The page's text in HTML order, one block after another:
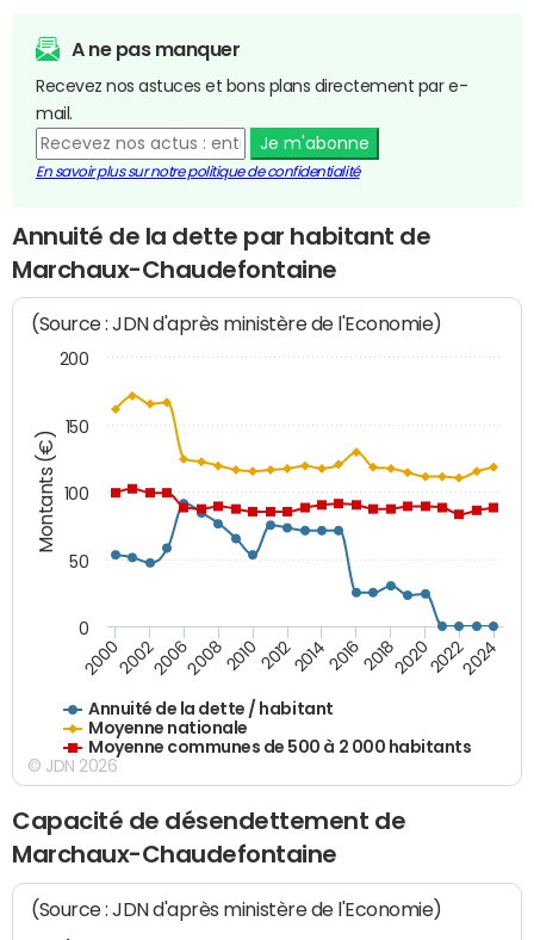
A ne pas manquer
Recevez nos astuces et bons plans directement par e-
mail.
Je m'abonne
En savoir plus sur notre politique de confidentialité
Annuité de la dette par habitant de
Marchaux-Chaudefontaine
Montants (€)
(Source : JDN d'après ministère de l'Economie)
Annuité de la dette / habitant
Moyenne nationale
Moyenne communes de 500 à 2 000 habitants
200020022006200820102012201420162018202020222024
0
50
100
150
200
© JDN 2026
Capacité de désendettement de
Marchaux-Chaudefontaine
(Source : JDN d'après ministère de l'Economie)